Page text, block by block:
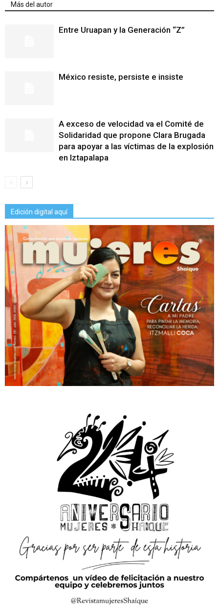
Más del autor
Entre Uruapan y la Generación “Z”
México resiste, persiste e insiste
A exceso de velocidad va el Comité de
Solidaridad que propone Clara Brugada
para apoyar a las víctimas de la explosión
en Iztapalapa
Edición digital aquí